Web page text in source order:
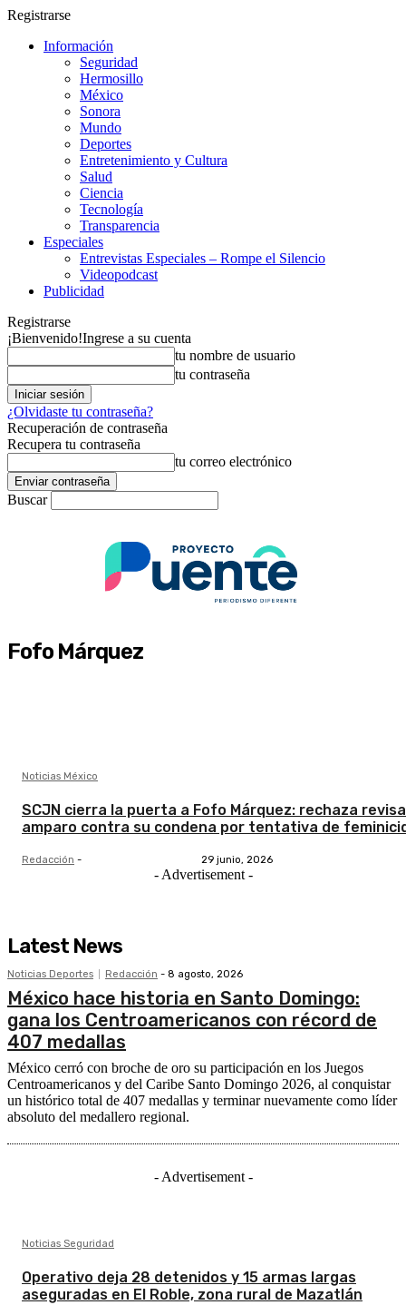
Registrarse
Información
Seguridad
Hermosillo
México
Sonora
Mundo
Deportes
Entretenimiento y Cultura
Salud
Ciencia
Tecnología
Transparencia
Especiales
Entrevistas Especiales – Rompe el Silencio
Videopodcast
Publicidad
Registrarse
¡Bienvenido!Ingrese a su cuenta
tu nombre de usuario
tu contraseña
¿Olvidaste tu contraseña?
Recuperación de contraseña
Recupera tu contraseña
tu correo electrónico
Buscar
Fofo Márquez
Noticias México
SCJN cierra la puerta a Fofo Márquez: rechaza
amparo contra su condena por tentativa de
Redacción - 29 junio, 2026
- Advertisement -
Latest News
Noticias Deportes Redacción - 8 agosto, 2026
México hace historia en Santo Domingo:
gana los Centroamericanos con récord de
407 medallas
México cerró con broche de oro su participación en los Juegos
Centroamericanos y del Caribe Santo Domingo 2026, al conquistar
un histórico total de 407 medallas y terminar nuevamente como líder
absoluto del medallero regional.
- Advertisement -
Noticias Seguridad
Operativo deja 28 detenidos y 15 armas largas
aseguradas en El Roble, zona rural de Mazatlán